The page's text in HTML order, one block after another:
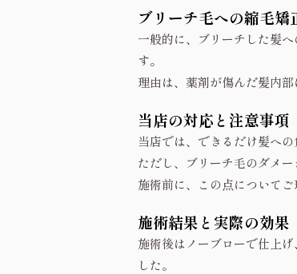
ブリーチ毛への縮毛矯
一般的に、ブリーチした髪
す。
理由は、薬剤が傷んだ髪内
当店の対応と注意事項
当店では、できるだけ髪へ
ただし、ブリーチ毛のダメ
施術前に、この点についてご
施術結果と実際の効果
施術後はノーブローで仕上
した。